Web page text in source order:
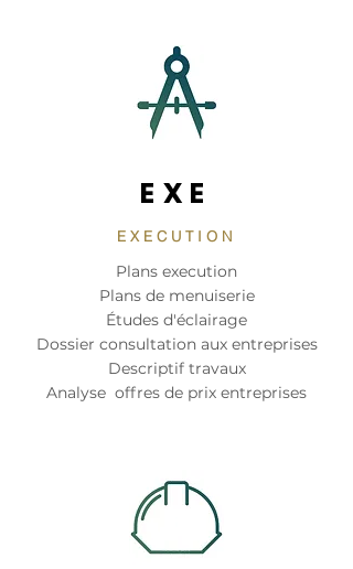
EXE
EXECUTION
Plans execution
Plans de menuiserie
Études d'éclairage
Dossier consultation aux entreprises
Descriptif travaux
Analyse offres de prix entreprises